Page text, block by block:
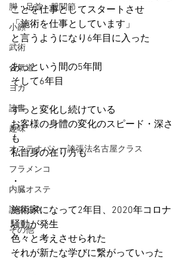
脚・足首・股関節
小顔
武術
合氣道
ヨガ
読書
趣味
オステオパシー誇張法名古屋クラス
フラメンコ
内臓オステ
誇張法Φ
その他
ことを仕事としてスタートさせ
「施術を仕事としています」
と言うようになり6年目に入った
あっという間の5年間
そして6年目
ずっと変化し続けている
お客様の身體の変化のスピード・深さ
も
私自身の在り方も
・
施術家になって2年目、2020年コロナ
騒動が発生
色々と考えさせられた
それが新たな学びに繋がっていった